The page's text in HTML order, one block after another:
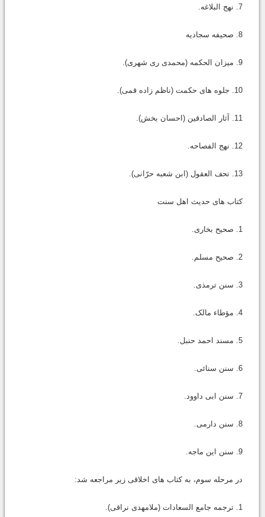
7. نهج البلاغه.
8. صحیفه سجادیه
9. میزان الحکمه (محمدی ری شهری).
10. جلوه های حکمت (ناظم زاده قمی).
11. آثار الصادقین (احسان بخش).
12. نهج الفصاحه.
13. تحف العقول (ابن شعبه حرّانی).
کتاب های حدیث اهل سنت
1. صحیح بخاری.
2. صحیح مسلم.
3. سنن ترمذی.
4. مؤطاء مالک.
5. مسند احمد حنبل.
6. سنن سنائی.
7. سنن ابی داوود.
8. سنن دارمی.
9. سنن این ماجه.
در مرحله سوم، به کتاب های اخلاقی زیر مراجعه شد:
1. ترجمه جامع السعادات (ملامهدی نراقی).